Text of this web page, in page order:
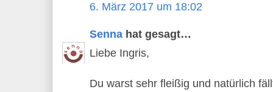
6. März 2017 um 18:02
Senna hat gesagt…
Liebe Ingris,
Du warst sehr fleißig und natürlich